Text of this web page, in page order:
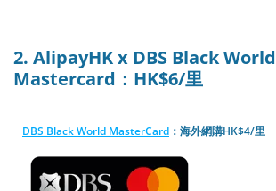
2. AlipayHK x DBS Black World
Mastercard：HK$6/里
DBS Black World MasterCard ：海外網購HK$4/里